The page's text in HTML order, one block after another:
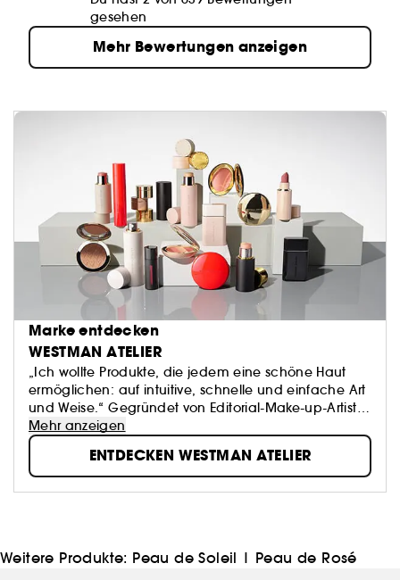
gesehen
Mehr Bewertungen anzeigen
Marke entdecken
WESTMAN ATELIER
„Ich wollte Produkte, die jedem eine schöne Haut
ermöglichen: auf intuitive, schnelle und einfache Art
und Weise.“ Gegründet von Editorial-Make-up-Artist
Gucci Westman, kombiniert die Beauty-Marke
Westman Atelier kraftvolle Pigmente mit nährenden,
hautpflegenden Inhaltsstoffen und sicheren
Formulierungen. Daraus ergibt sich ein völlig neues
Konzept, mit dem sich mühelos eine beeindruckend
Mehr anzeigen
ENTDECKEN WESTMAN ATELIER
Weitere Produkte: Peau de Soleil | Peau de Rosé